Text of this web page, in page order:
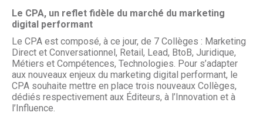
Le CPA, un reflet fidèle du marché du marketing
digital performant
Le CPA est composé, à ce jour, de 7 Collèges : Marketing
Direct et Conversationnel, Retail, Lead, BtoB, Juridique,
Métiers et Compétences, Technologies. Pour s’adapter
aux nouveaux enjeux du marketing digital performant, le
CPA souhaite mettre en place trois nouveaux Collèges,
dédiés respectivement aux Éditeurs, à l’Innovation et à
l’Influence.